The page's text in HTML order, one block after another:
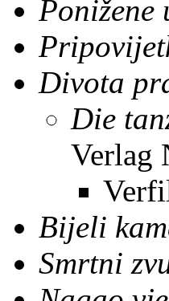
Ponižene
Divota
Die
Verlag
Bijeli
Smrtni